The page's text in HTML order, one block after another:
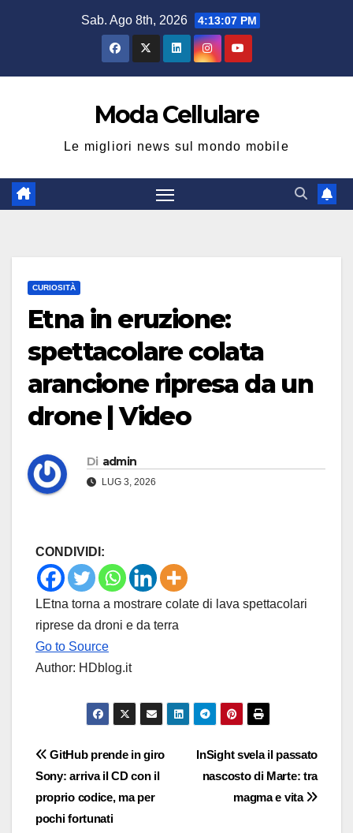
Sab. Ago 8th, 2026 4:13:08 PM
Moda Cellulare
Le migliori news sul mondo mobile
CURIOSITÀ
Etna in eruzione:
spettacolare colata
arancione ripresa da un
drone | Video
Di admin
LUG 3, 2026
CONDIVIDI:
LEtna torna a mostrare colate di lava spettacolari
riprese da droni e da terra
Go to Source
Author: HDblog.it
Navigazione
articoli
InSight svela il passato
nascosto di Marte: tra
magma e vita
GitHub prende in giro
Sony: arriva il CD con il
proprio codice, ma per
pochi fortunati